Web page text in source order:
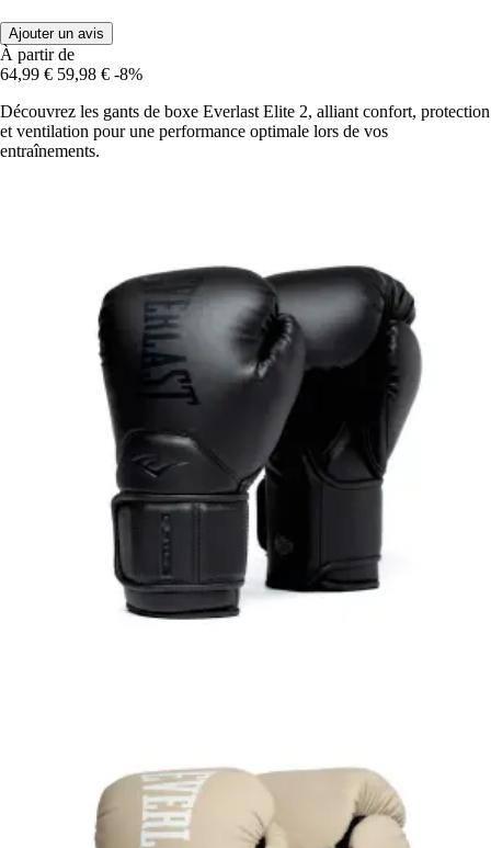
Ajouter un avis
À partir de
64,99 € 59,98 € -8%
Découvrez les gants de boxe Everlast Elite 2, alliant confort, protection
et ventilation pour une performance optimale lors de vos
entraînements.